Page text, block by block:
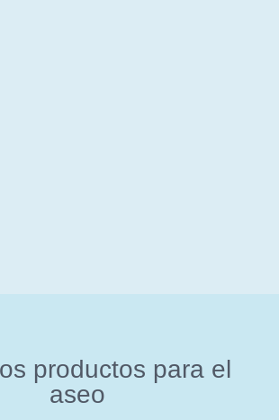
productos para el
aseo